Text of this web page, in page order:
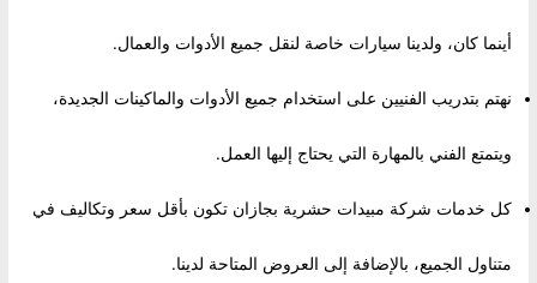
أينما كان، ولدينا سيارات خاصة لنقل جميع الأدوات والعمال.
نهتم بتدريب الفنيين على استخدام جميع الأدوات والماكينات الجديدة،
ويتمتع الفني بالمهارة التي يحتاج إليها العمل.
كل خدمات شركة مبيدات حشرية بجازان تكون بأقل سعر وتكاليف في
متناول الجميع، بالإضافة إلى العروض المتاحة لدينا.